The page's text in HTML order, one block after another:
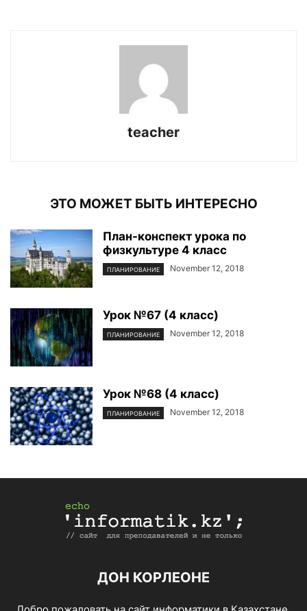
teacher
ЭТО МОЖЕТ БЫТЬ ИНТЕРЕСНО
План-конспект урока по
физкультуре 4 класс
ПЛАНИРОВАНИЕ November 12, 2018
Урок №67 (4 класс)
ПЛАНИРОВАНИЕ November 12, 2018
Урок №68 (4 класс)
ПЛАНИРОВАНИЕ November 12, 2018
ДОН КОРЛЕОНЕ